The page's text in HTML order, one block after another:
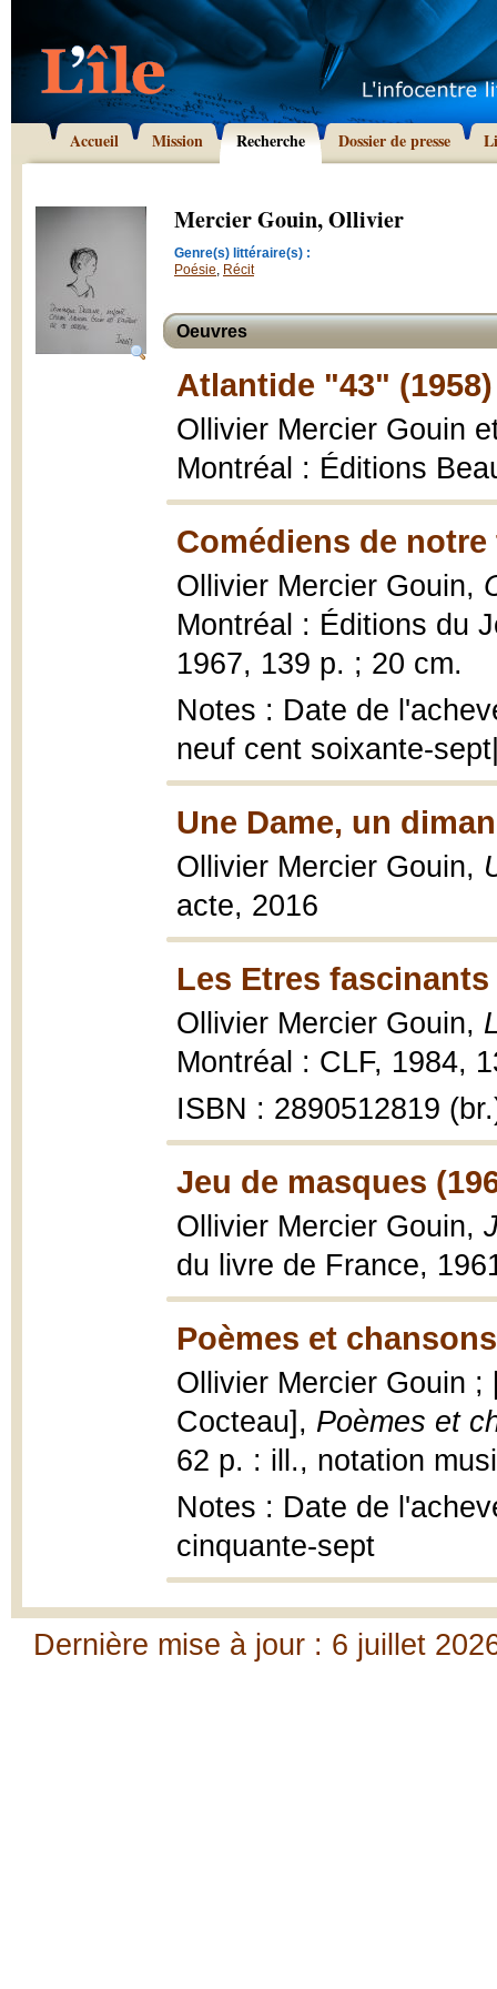
Accueil Mission Recherche Dossier de presse
Mercier Gouin, Ollivier
Genre(s) littéraire(s) :
Poésie, Récit
Oeuvres
Atlantide "43" (1958)
Ollivier Mercier Gouin
Montréal : Éditions
Comédiens de
Ollivier Mercier Gouin,
Montréal : Éditions du
1967, 139 p. ; 20 cm.
Notes : Date de
neuf cent soixante-
Une Dame, un
Ollivier Mercier Gouin,
acte, 2016
Les Etres
Ollivier Mercier Gouin,
Montréal : CLF, 1984,
ISBN : 2890512819
Jeu de masques
Ollivier Mercier Gouin,
du livre de France,
Poèmes et
Ollivier Mercier Gouin
Cocteau], Poèmes et
62 p. : ill., notation
Notes : Date de
cinquante-sept
Dernière mise à jour : 6 juillet